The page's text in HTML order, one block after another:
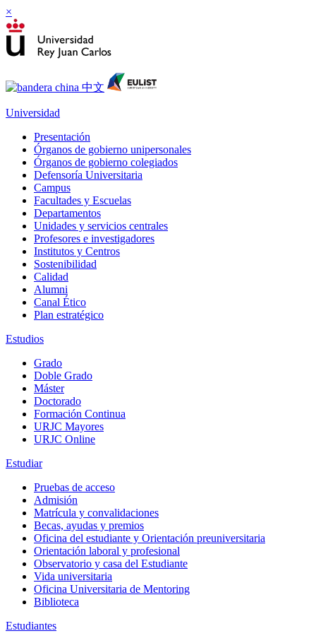
×
Universidad
Presentación
Órganos de gobierno unipersonales
Órganos de gobierno colegiados
Defensoría Universitaria
Campus
Facultades y Escuelas
Departamentos
Unidades y servicios centrales
Profesores e investigadores
Institutos y Centros
Sostenibilidad
Calidad
Alumni
Canal Ético
Plan estratégico
Estudios
Grado
Doble Grado
Máster
Doctorado
Formación Continua
URJC Mayores
URJC Online
Estudiar
Pruebas de acceso
Admisión
Matrícula y convalidaciones
Becas, ayudas y premios
Oficina del estudiante y Orientación preuniversitaria
Orientación laboral y profesional
Observatorio y casa del Estudiante
Vida universitaria
Oficina Universitaria de Mentoring
Biblioteca
Estudiantes